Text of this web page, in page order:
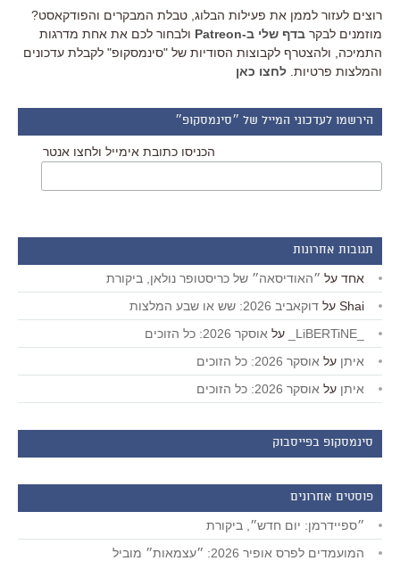
רוצים לעזור לממן את פעילות הבלוג, טבלת המבקרים והפודקאסט?
מוזמנים לבקר בדף שלי ב-Patreon
ולבחור לכם את אחת מדרגות
התמיכה, ולהצטרף לקבוצות הסודיות של "סינמסקופ" לקבלת עדכונים
והמלצות פרטיות. לחצו כאן
הירשמו לעדכוני המייל של ״סינמסקופ״
הכניסו כתובת אימייל ולחצו אנטר
תגובות אחרונות
אחד על ״האודיסאה״ של כריסטופר נולאן, ביקורת
Shai על דוקאביב 2026: שש או שבע המלצות
על אוסקר 2026: כל הזוכים
איתן על אוסקר 2026: כל הזוכים
איתן על אוסקר 2026: כל הזוכים
סינמסקופ בפייסבוק
פוסטים אחרונים
״ספיידרמן: יום חדש״, ביקורת
המועמדים לפרס אופיר 2026: ״עצמאות״ מוביל